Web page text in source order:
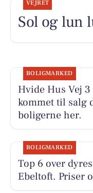
VEJRET
Sol og lun
BOLIGMARKED
Hvide Hus Vej
kommet til salg
boligerne her.
BOLIGMARKED
Top 6 over
Ebeltoft. Priser